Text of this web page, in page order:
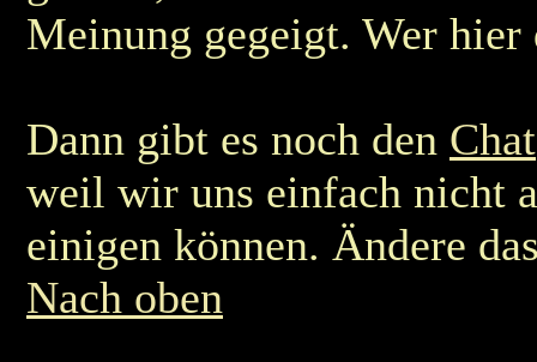
Meinung gegeigt. Wer
Dann gibt es noch den Chat
weil wir uns einfach nicht
einigen können. Ändere
Nach oben